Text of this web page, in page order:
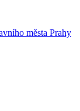
města Prahy